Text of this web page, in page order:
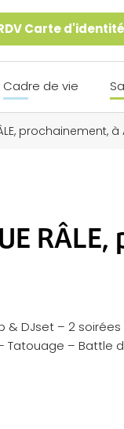
Carte
Cadre de vie
prochainement,
& DJset – 2
Tatouage – Battle